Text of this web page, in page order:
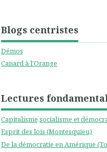
Blogs centristes
Démos
Canard à l'Orange
Lectures
Capitalisme,socialisme et
Esprit des lois (Montesquieu)
De la démocratie en Amérique